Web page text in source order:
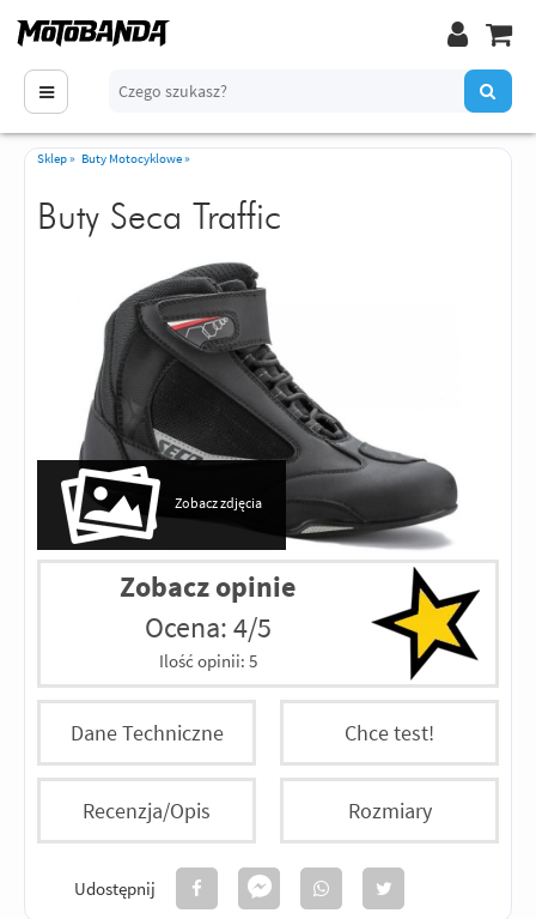
Sklep» Buty Motocyklowe»
Buty Seca Traffic
Zobacz zdjęcia
Zobacz opinie
Ocena: 4/5
Ilość opinii: 5
Dane Techniczne Chce test!
Recenzja/Opis Rozmiary
Udostępnij